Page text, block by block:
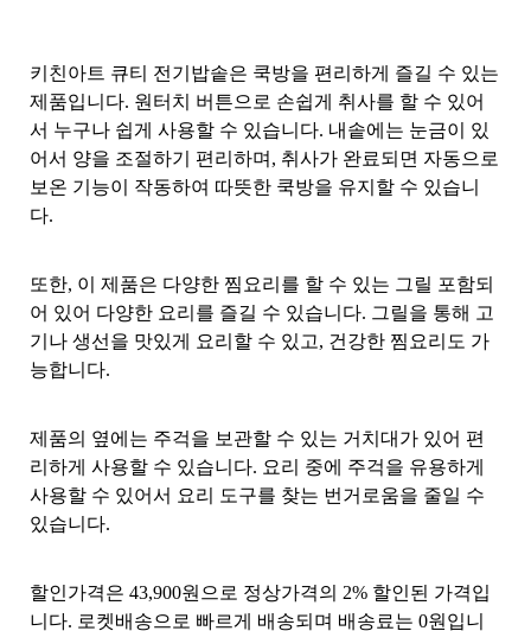
키친아트 큐티 전기밥솥은 쿡방을 편리하게 즐길 수 있는
제품입니다. 원터치 버튼으로 손쉽게 취사를 할 수 있어
서 누구나 쉽게 사용할 수 있습니다. 내솥에는 눈금이 있
어서 양을 조절하기 편리하며, 취사가 완료되면 자동으로
보온 기능이 작동하여 따뜻한 쿡방을 유지할 수 있습니
다.
또한, 이 제품은 다양한 찜요리를 할 수 있는 그릴 포함되
어 있어 다양한 요리를 즐길 수 있습니다. 그릴을 통해 고
기나 생선을 맛있게 요리할 수 있고, 건강한 찜요리도 가
능합니다.
제품의 옆에는 주걱을 보관할 수 있는 거치대가 있어 편
리하게 사용할 수 있습니다. 요리 중에 주걱을 유용하게
사용할 수 있어서 요리 도구를 찾는 번거로움을 줄일 수
있습니다.
할인가격은 43,900원으로 정상가격의 2% 할인된 가격입
니다. 로켓배송으로 빠르게 배송되며 배송료는 0원입니